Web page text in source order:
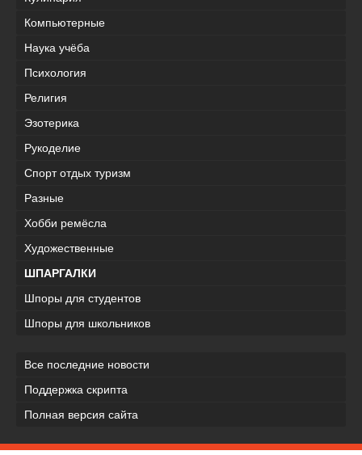
Компьютерные
Наука учёба
Психология
Религия
Эзотерика
Рукоделие
Спорт отдых туризм
Разные
Хобби ремёсла
Художественные
ШПАРГАЛКИ
Шпоры для студентов
Шпоры для школьников
Все последние новости
Поддержка скрипта
Полная версия сайта